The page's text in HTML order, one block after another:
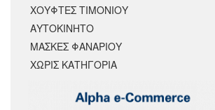
ΧΟΥΦΤΕΣ ΤΙΜΟΝΙΟΥ
ΑΥΤΟΚΙΝΗΤΟ
ΜΑΣΚΕΣ ΦΑΝΑΡΙΟΥ
ΧΩΡΊΣ ΚΑΤΗΓΟΡΊΑ